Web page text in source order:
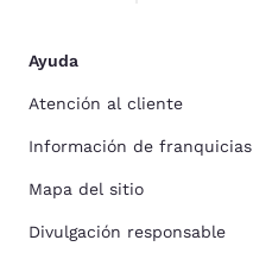
Ayuda
Atención al cliente
Información de franquicias
Mapa del sitio
Divulgación responsable